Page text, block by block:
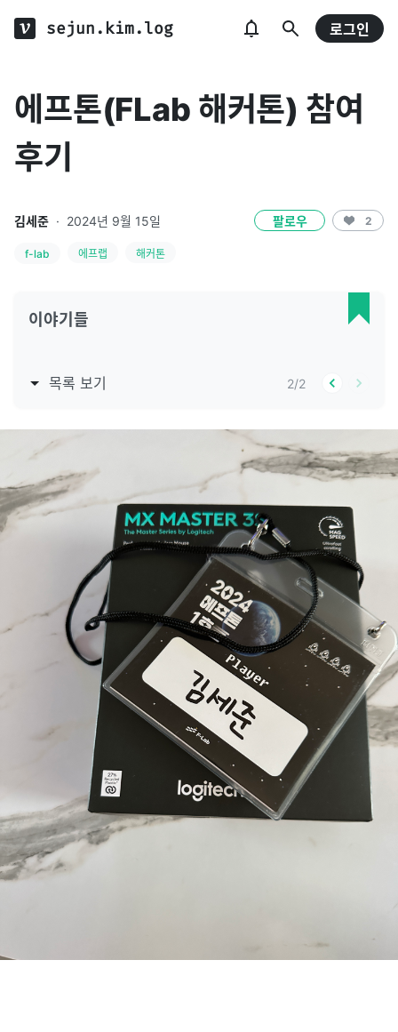
sejun.kim.log 로그인
에프톤(FLab 해커톤) 참여
후기
김세준 · 2024년 9월 15일 팔로우 2
f-lab 에프랩 해커톤
이야기들
목록 보기 2/2